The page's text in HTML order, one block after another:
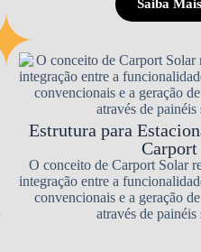
Saiba Mais
Estrutura para
Carport
O conceito de Carport Solar
integração entre a
convencionais e a geração
através de painéis